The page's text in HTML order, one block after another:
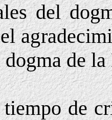
del
dogma de
de